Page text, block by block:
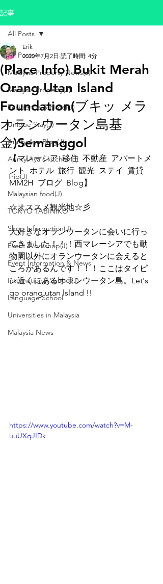
記事
All Posts
Malaysia Property News(J)
Malaysia Property(J)
Residence & Hotel(J)
Unique Stay(J)
Aunty Aya Blog(J)
Aunty Aya's kitchen(J)
Trip(J)
Malaysian food(J)
TOKYO TABINIKO
Shop Informetion(J)
Event Workshop(J)
Event Information & News
International School(J)
Language School
Universities in Malaysia
Malaysia News
All Posts
(Place Info) Bukit Merah
Orang Utan Island
Foundation(ブキッ メラ
オランウータン島基
金)Semanggol
Erik
2020年7月2日 読了時間: 4分
【マレーシア  移住  不動産  アパートメ
ント  ホテル  旅行  観光  ステイ  賃貸
MM2H  ブログ  Blog】
☆オススメ観光地☆彡
大好きなオランウータンに会いに行っ
てきました！！！西マレーシアでも動
物園以外にオランウータンに会えると
ころがあるんです！！！ここはタイピ
ン近くにあるオランウータン島。Let's
go orang utan lsland !!
https://www.youtube.com/watch?v=M-
uuUXqJIDk